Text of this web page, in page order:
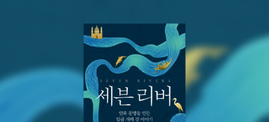
고, <고맙습니다, 선생님>을 읽고 패트리샤 폴라코 작가의 책은 항상
감동적이라며 작가에게 편지를 쓰고, <사시사철 우리놀이 우리문화>
를 읽고 마인드맵을 만들어 보았습니다.그 밖에 위인전이나 과학서적
은 전집류를 보아서 적지 못했고, 만화책이나 너무 간단한 그림책도
적지 말라고 했습니다. 그러니 100권 훨씬 넘게 보았답니다. 이렇게
책을 좋아하는 습관 앞으로도 변함없기를 바라며, 아들~~~ 내일이